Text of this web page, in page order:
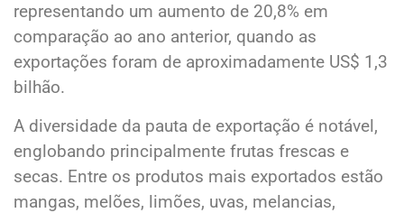
representando um aumento de 20,8% em
comparação ao ano anterior, quando as
exportações foram de aproximadamente US$ 1,3
bilhão.
A diversidade da pauta de exportação é notável,
englobando principalmente frutas frescas e
secas. Entre os produtos mais exportados estão
mangas, melões, limões, uvas, melancias,